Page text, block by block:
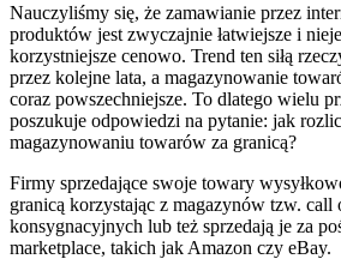
Nauczyliśmy się, że zamawianie przez
produktów jest zwyczajnie łatwiejsze i
korzystniejsze cenowo. Trend ten siłą
przez kolejne lata, a magazynowanie
coraz powszechniejsze. To dlatego wielu
poszukuje odpowiedzi na pytanie: jak
magazynowaniu towarów za granicą?
Firmy sprzedające swoje towary
granicą korzystając z magazynów tzw. call
konsygnacyjnych lub też sprzedają je za
marketplace, takich jak Amazon czy eBay.